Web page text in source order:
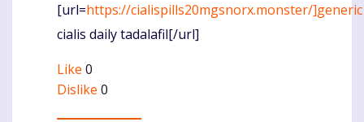
[url=https://cialispills20mgsnorx.monster/]generic
cialis daily tadalafil[/url]
Like 0
Dislike 0